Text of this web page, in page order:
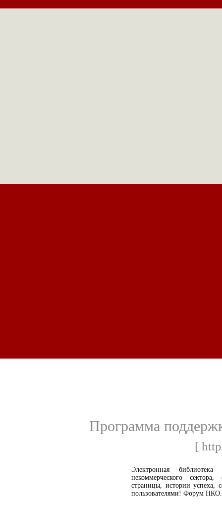
Программа
[
Электронная библиотека
некоммерческого
страницы, истории успеха,
пользователями! Форум НКО.